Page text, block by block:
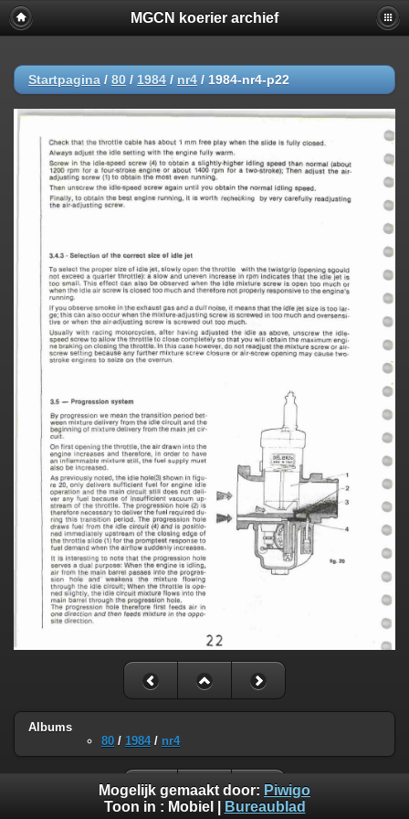
MGCN koerier archief
Startpagina / 80 / 1984 / nr4 / 1984-nr4-p22
Albums
80 / 1984/ nr4
Mogelijk gemaakt door: Piwigo
Toon in : Mobiel Bureaublad